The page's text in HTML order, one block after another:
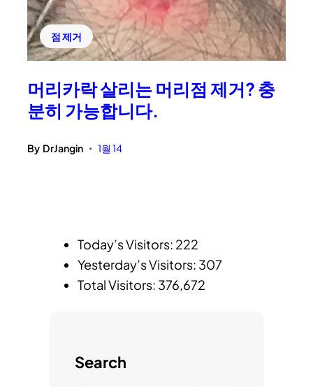
점 제거
머리카락 살리는 머리점 제거? 충
분히 가능합니다.
By DrJangin • 1월 14
Today’s Visitors: 222
Yesterday’s Visitors: 307
Total Visitors: 376,672
Search